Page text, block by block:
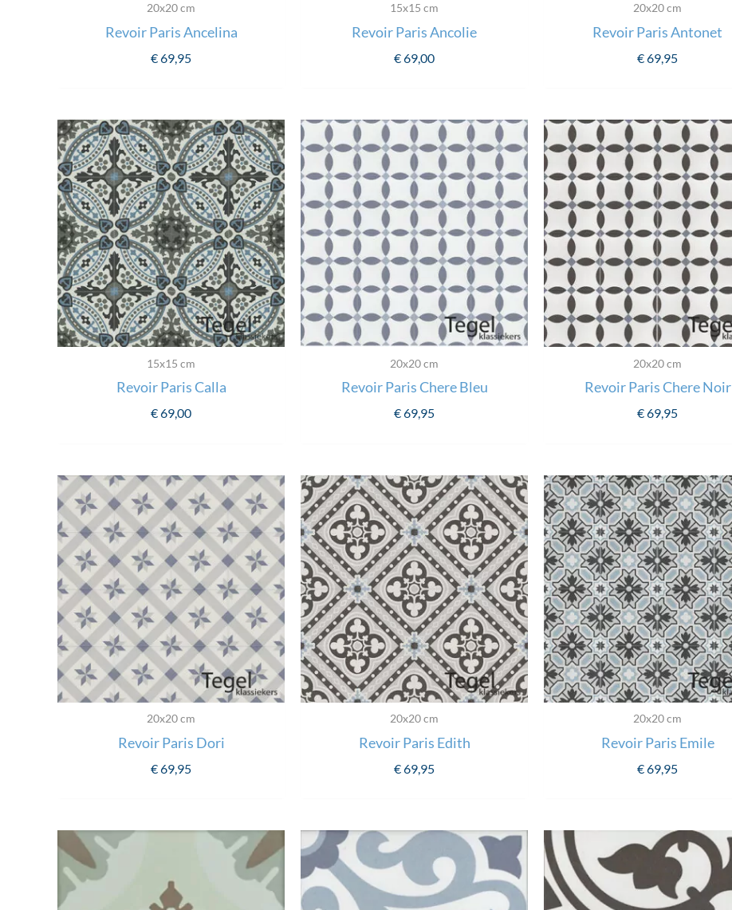
20x20 cm
Revoir Paris Ancelina
€69,95
15x15 cm
Revoir Paris Ancolie
€69,00
20x20 cm
Revoir Paris Antonet
€69,95
15x15 cm
Revoir Paris Calla
€69,00
20x20 cm
Revoir Paris Chere Bleu
€69,95
20x20 cm
Revoir Paris Chere Noir
€69,95
20x20 cm
Revoir Paris Dori
€69,95
20x20 cm
Revoir Paris Edith
€69,95
20x20 cm
Revoir Paris Emile
€69,95